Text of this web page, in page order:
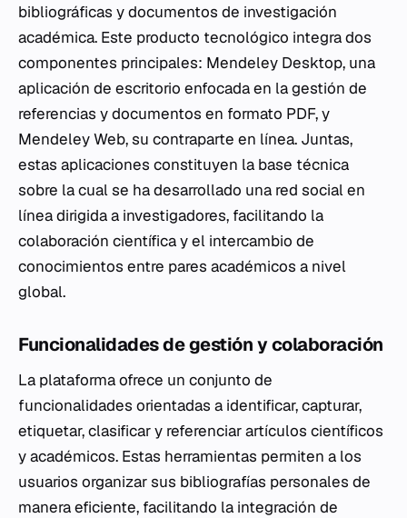
bibliográficas y documentos de investigación
académica. Este producto tecnológico integra dos
componentes principales: Mendeley Desktop, una
aplicación de escritorio enfocada en la gestión de
referencias y documentos en formato PDF, y
Mendeley Web, su contraparte en línea. Juntas,
estas aplicaciones constituyen la base técnica
sobre la cual se ha desarrollado una red social en
línea dirigida a investigadores, facilitando la
colaboración científica y el intercambio de
conocimientos entre pares académicos a nivel
global.
Funcionalidades de gestión y colaboración
La plataforma ofrece un conjunto de
funcionalidades orientadas a identificar, capturar,
etiquetar, clasificar y referenciar artículos científicos
y académicos. Estas herramientas permiten a los
usuarios organizar sus bibliografías personales de
manera eficiente, facilitando la integración de